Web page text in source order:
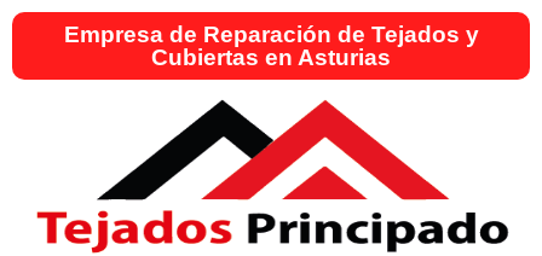
Empresa de Reparación de Tejados y
Cubiertas en Asturias